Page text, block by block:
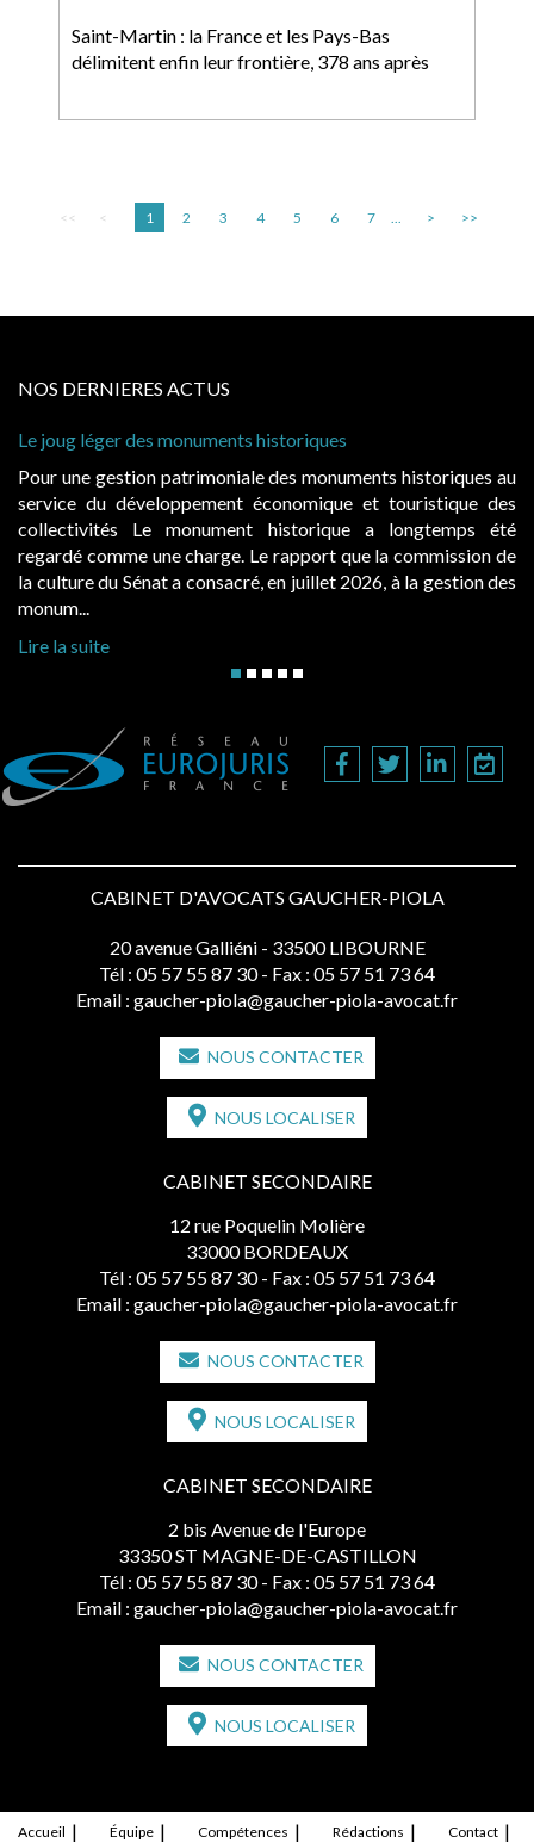
Saint-Martin : la France et les Pays-Bas
délimitent enfin leur frontière, 378 ans après
<< < 1 2 3 4 5 6 7 ... > >>
NOS DERNIERES ACTUS
Le joug léger des monuments historiques
Pour une gestion patrimoniale des monuments historiques au
service du développement économique et touristique des
collectivités Le monument historique a longtemps été
regardé comme une charge. Le rapport que la commission de
la culture du Sénat a consacré, en juillet 2026, à la gestion des
monum...
Lire la suite
CABINET D'AVOCATS GAUCHER-PIOLA
20 avenue Galliéni - 33500 LIBOURNE
Tél : 05 57 55 87 30 - Fax : 05 57 51 73 64
Email : gaucher-piola@gaucher-piola-avocat.fr
NOUS CONTACTER
NOUS LOCALISER
CABINET SECONDAIRE
12 rue Poquelin Molière
33000 BORDEAUX
Tél : 05 57 55 87 30 - Fax : 05 57 51 73 64
Email : gaucher-piola@gaucher-piola-avocat.fr
NOUS CONTACTER
NOUS LOCALISER
CABINET SECONDAIRE
2 bis Avenue de l'Europe
33350 ST MAGNE-DE-CASTILLON
Tél : 05 57 55 87 30 - Fax : 05 57 51 73 64
Email : gaucher-piola@gaucher-piola-avocat.fr
NOUS CONTACTER
NOUS LOCALISER
Accueil Équipe Compétences Rédactions Contact